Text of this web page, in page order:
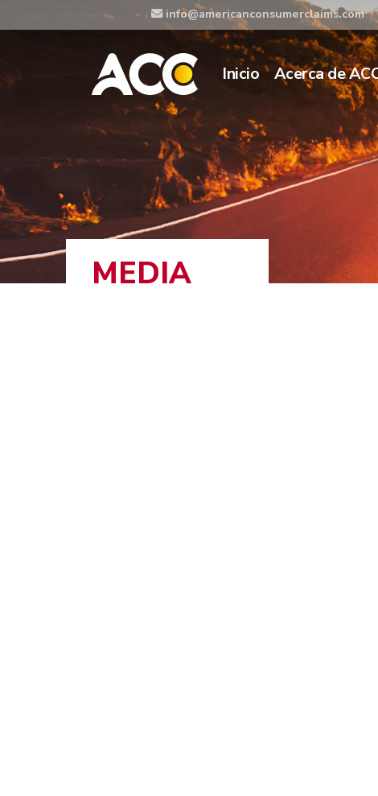
info@americanconsumerclaims.com
Inicio Acerca de
MEDIA